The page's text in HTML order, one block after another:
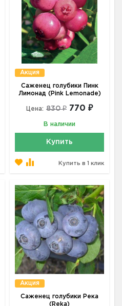
Акция
Саженец голубики Пинк
Лимонад (Pink Lemonade)
Цена: 830 ₽ 770 ₽
В наличии
Купить
Купить в 1 клик
Акция
Саженец голубики Река
(Reka)